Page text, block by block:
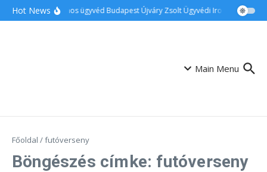
Ugrás a tartalomhoz
Hot NewsIngatlanos ügyvéd Budapest Újváry Zsolt Ügyvédi Iroda
Main Menu
Főoldal /futóverseny
Böngészés címke: futóverseny